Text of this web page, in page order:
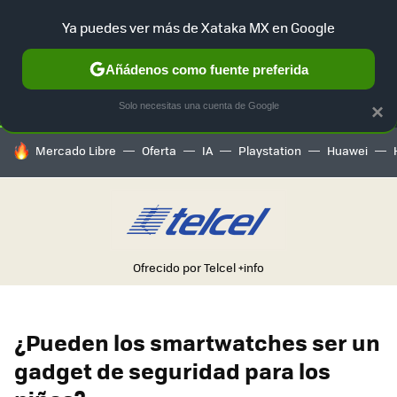
SELECCIÓN GAMING HOME AUTO TERRITORIO
HOY SE HABLA DE
Mercado Libre Oferta IA Playstation Huawei
Ofrecido por Telcel+info
¿Pueden los smartwatches ser un
gadget de seguridad para los
×
Ya puedes ver más de Xataka MX en Google
Añádenos como fuente preferida
Solo necesitas una cuenta de Google